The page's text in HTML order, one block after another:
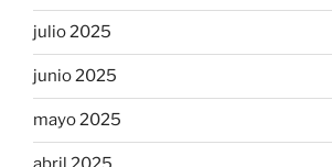
julio 2025
junio 2025
mayo 2025